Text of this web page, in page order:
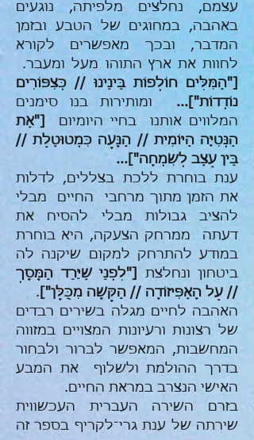
עצמם, נחלצים מלפיתה, נוגעים
באהבה, במחוגים של הטבע ובזמן
המדבר, ובכך מאפשרים לקורא
לחוות את ארץ התוהו מעל ומעבר.
["הַמִּלִּים חוֹלְפוֹת בֵּינֵינוּ // כְּצִפּוֹרִים
נוֹדְדוֹת"]...
ומותירות בנו סימנים
המלווים אותנו בחיי היומיום
["אֶת
הַנְּטִיָּה הַיּוֹמִית // הַנָּעָה כִּמְטוּטֶלֶת //
בֵּין עֶצֶב לְשִׂמְחָה"]...
ענת בוחרת ללכת בצללים, לדלות
את הזמן מתוך מרחבי החיים מבלי
להציב גבולות מבלי להסיח את
דעתה ממרחק הצעקה, היא בוחרת
במודע להתרחק למקום שיקנה לה
ביטחון ונחלצת
["לִפְנֵי שֶׁיֵּרֵד הַמָּסָךְ
// עַל הָאֶפִּיזוֹדָה // הַקָּשָׁה מִכֻּלָּן"] .
האהבה לחיים מגלה בשירים רבדים
של רצונות ורעיונות המצויים במזווה
המחשבות, המאפשר לברור ולבחור
בדרך ההולמת ולשלוף את המבע
האישי הנצרב במראת החיים.
בזרם השירה העברית העכשווית
שירתה של ענת גרי־לקריף בספר זה